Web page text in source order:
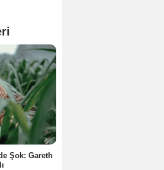
Şok: Gareth